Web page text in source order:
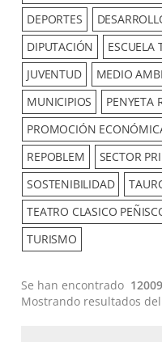
DEPORTES
DIPUTACIÓN
ESCUELA
JUVENTUD
MEDIO
MUNICIPIOS
PENYETA
PROMOCIÓN
REPOBLEM
SECTOR
SOSTENIBILIDAD
TEATRO CLASICO
TURISMO
Se han encontrado
Mostrando resultados